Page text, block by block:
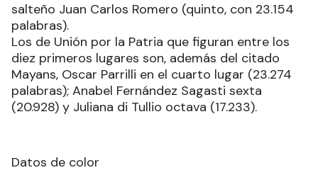
salteño Juan Carlos Romero (quinto, con 23.154
palabras).
Los de Unión por la Patria que figuran entre los
diez primeros lugares son, además del citado
Mayans, Oscar Parrilli en el cuarto lugar (23.274
palabras); Anabel Fernández Sagasti sexta
(20.928) y Juliana di Tullio octava (17.233).
Datos de color